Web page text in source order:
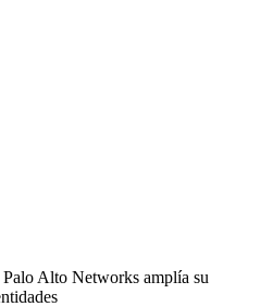
Palo Alto Networks amplía su